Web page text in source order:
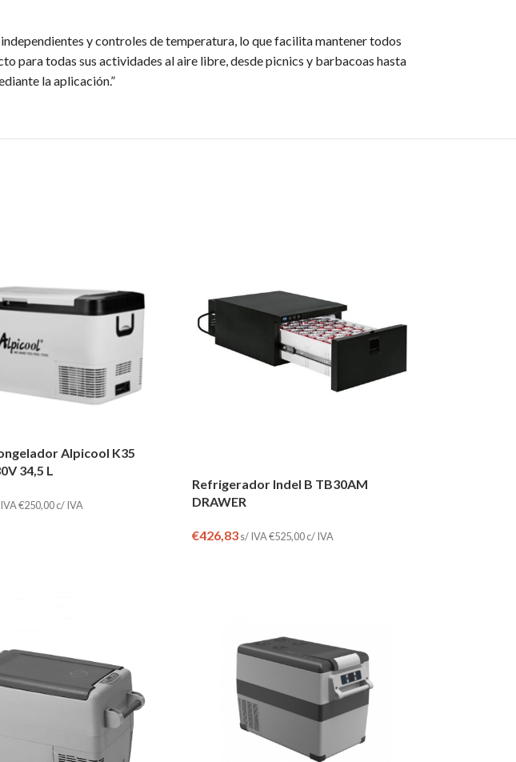
y controles de temperatura, lo que facilita mantener todos
para todas sus actividades al aire libre, desde picnics y barbacoas hasta
la aplicación.”
Alpicool K35
34,5 L
€250,00c/ IVA
Refrigerador Indel B TB30AM
DRAWER
€426,83s/ IVA€525,00c/ IVA